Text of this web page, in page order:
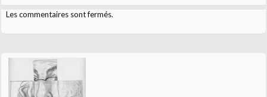
Les commentaires sont fermés.